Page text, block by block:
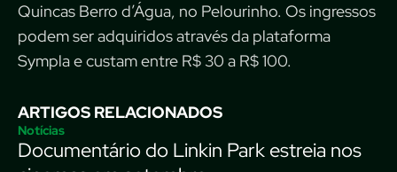
Quincas Berro d’Água, no Pelourinho. Os ingressos
podem ser adquiridos através da plataforma
Sympla e custam entre R$ 30 a R$ 100.
ARTIGOS RELACIONADOS
Notícias
Documentário do Linkin Park estreia nos